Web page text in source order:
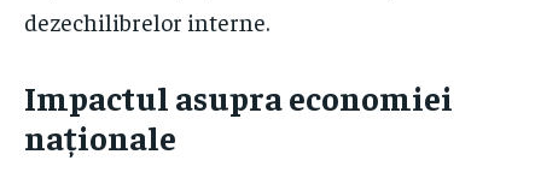
dezechilibrelor interne.
Impactul asupra economiei
naționale